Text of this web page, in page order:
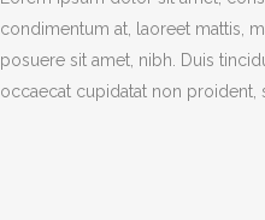
condimentum at, laoreet mattis,
posuere sit amet, nibh. Duis
occaecat cupidatat non